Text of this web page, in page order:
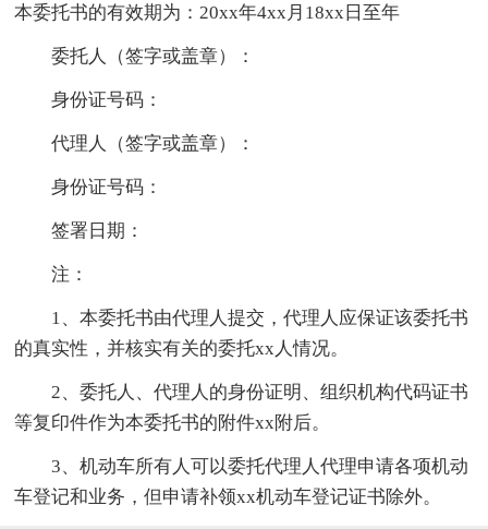
本委托书的有效期为：20xx年4xx月18xx日至年
委托人（签字或盖章）：
身份证号码：
代理人（签字或盖章）：
身份证号码：
签署日期：
注：
1、本委托书由代理人提交，代理人应保证该委托书
的真实性，并核实有关的委托xx人情况。
2、委托人、代理人的身份证明、组织机构代码证书
等复印件作为本委托书的附件xx附后。
3、机动车所有人可以委托代理人代理申请各项机动
车登记和业务，但申请补领xx机动车登记证书除外。